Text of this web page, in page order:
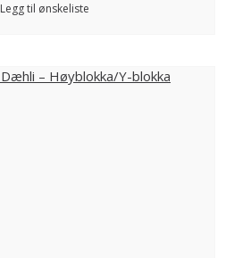
Legg til ønskeliste